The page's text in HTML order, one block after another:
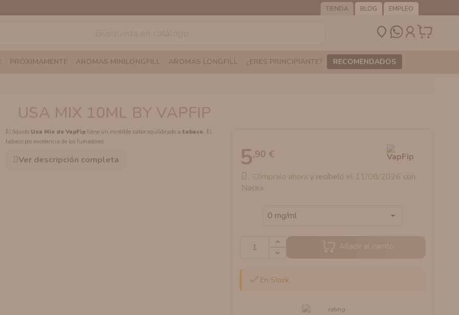
TIENDA BLOG EMPLEO
PRÓXIMAMENTE AROMAS MINILONGFILL AROMAS LONGFILL ¿ERES PRINCIPIANTE? RECOMENDADOS
USA MIX 10ML BY VAPFIP
El líquido Usa Mix de VapFip tiene un increíble saborequilibrado atabaco. El
tabaco por excelencia de los fumadores.
Ver descripción completa 5,90 €
Cómpralo ahora y recíbelo el 11/08/2026 con
Nacex
Añadir al carrito
 En Stock